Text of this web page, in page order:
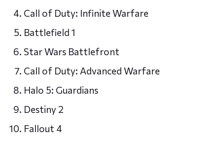
Call of Duty: Infinite Warfare
Battlefield 1
Star Wars Battlefront
Call of Duty: Advanced Warfare
Halo 5: Guardians
Destiny 2
Fallout 4